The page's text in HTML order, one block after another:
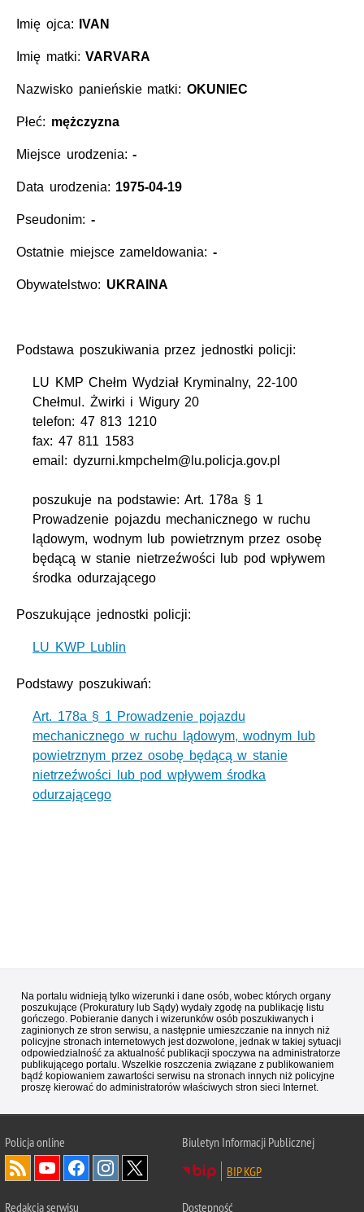
Imię ojca: IVAN
Imię matki:VARVARA
Nazwisko panieńskie matki: OKUNIEC
Płeć: mężczyzna
Miejsce urodzenia:-
Data urodzenia: 1975-04-19
Pseudonim: -
Ostatnie miejsce zameldowania: -
Obywatelstwo: UKRAINA
Podstawa poszukiwania przez jednostki policji:
LU KMP Chełm Wydział Kryminalny, 22-100
Chełmul. Żwirki i Wigury 20
telefon: 47 813 1210
fax: 47 811 1583
email: dyzurni.kmpchelm@lu.policja.gov.pl
poszukuje na podstawie: Art. 178a § 1
Prowadzenie pojazdu mechanicznego w ruchu
lądowym, wodnym lub powietrznym przez osobę
będącą w stanie nietrzeźwości lub pod wpływem
środka odurzającego
Poszukujące jednostki policji:
LU KWP Lublin
Podstawy poszukiwań:
Art. 178a § 1 Prowadzenie pojazdu
mechanicznego w ruchu lądowym, wodnym lub
powietrznym przez osobę będącą w stanie
nietrzeźwości lub pod wpływem środka
odurzającego
Na portalu widnieją tylko wizerunki i dane osób, wobec których organy
poszukujące (Prokuratury lub Sądy) wydały zgodę na publikację listu
gończego. Pobieranie danych i wizerunków osób poszukiwanych i
zaginionych ze stron serwisu, a następnie umieszczanie na innych niż
policyjne stronach internetowych jest dozwolone, jednak w takiej sytuacji
odpowiedzialność za aktualność publikacji spoczywa na administratorze
publikującego portalu. Wszelkie roszczenia związane z publikowaniem
bądź kopiowaniem zawartości serwisu na stronach innych niż policyjne
proszę kierować do administratorów właściwych stron sieci Internet.
Policjaonline
Biuletyn Informacji Publicznej
BIP KGP
Redakcja serwisu Dostępność